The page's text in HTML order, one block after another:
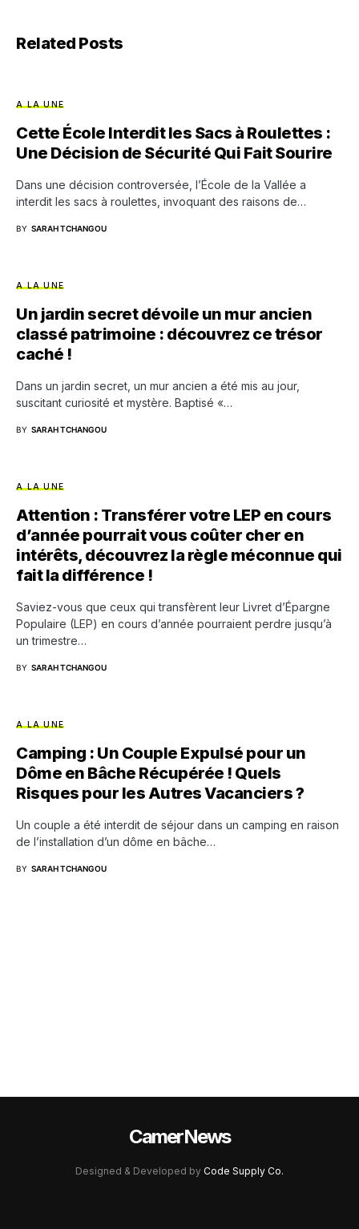
Related Posts
A LA UNE
Cette École Interdit les Sacs à Roulettes :
Une Décision de Sécurité Qui Fait Sourire
Dans une décision controversée, l’École de la Vallée a
interdit les sacs à roulettes, invoquant des raisons de…
BY SARAH TCHANGOU
A LA UNE
Un jardin secret dévoile un mur ancien
classé patrimoine : découvrez ce trésor
caché !
Dans un jardin secret, un mur ancien a été mis au jour,
suscitant curiosité et mystère. Baptisé «…
BY SARAH TCHANGOU
A LA UNE
Attention : Transférer votre LEP en cours
d’année pourrait vous coûter cher en
intérêts, découvrez la règle méconnue qui
fait la différence !
Saviez-vous que ceux qui transfèrent leur Livret d’Épargne
Populaire (LEP) en cours d’année pourraient perdre jusqu’à
un trimestre…
BY SARAH TCHANGOU
A LA UNE
Camping : Un Couple Expulsé pour un
Dôme en Bâche Récupérée ! Quels
Risques pour les Autres Vacanciers ?
Un couple a été interdit de séjour dans un camping en raison
de l’installation d’un dôme en bâche…
BY SARAH TCHANGOU
CamerNews
Designed & Developed by Code Supply Co.